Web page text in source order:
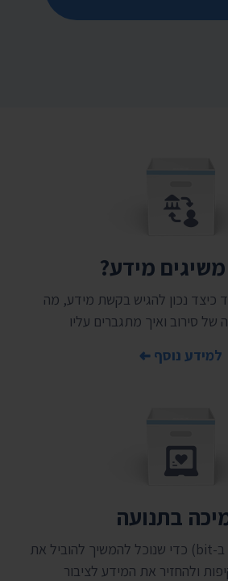
מידע?
כיצד נכון להגיש בקשת מידע, מה
של סירוב ואיך מתגברים עליו
למידע נוסף
בתנועה
תמכו בנו (אפשר גם ב-bit) כדי שנוכל להמשיך להוביל את
ולהחזיר את המידע לציבור